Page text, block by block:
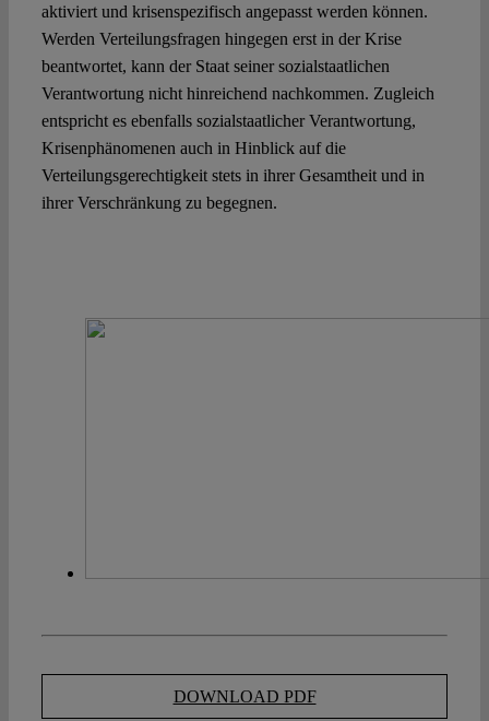
aktiviert und krisenspezifisch angepasst werden können.
Werden Verteilungsfragen hingegen erst in der Krise
beantwortet, kann der Staat seiner sozialstaatlichen
Verantwortung nicht hinreichend nachkommen. Zugleich
entspricht es ebenfalls sozialstaatlicher Verantwortung,
Krisenphänomenen auch in Hinblick auf die
Verteilungsgerechtigkeit stets in ihrer Gesamtheit und in
ihrer Verschränkung zu begegnen.
DOWNLOAD PDF